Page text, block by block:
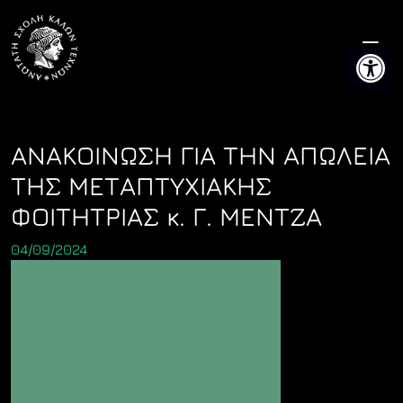
content
ΑΝΑΚΟΙΝΩΣΗ ΓΙΑ ΤΗΝ ΑΠΩΛΕΙΑ
ΤΗΣ ΜΕΤΑΠΤΥΧΙΑΚΗΣ
ΦΟΙΤΗΤΡΙΑΣ κ. Γ. ΜΕΝΤΖΑ
04/09/2024